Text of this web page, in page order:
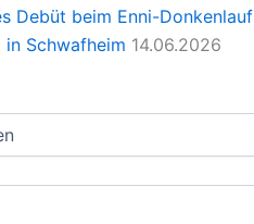
Debüt beim Enni-Donkenlauf
in Schwafheim 14.06.2026